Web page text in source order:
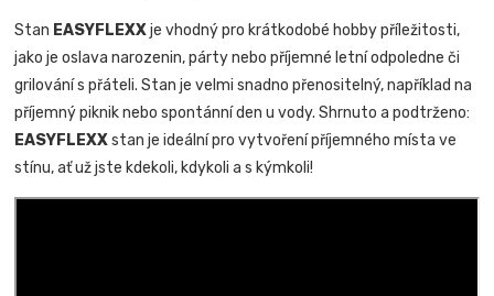
Stan EASYFLEXXje vhodný pro krátkodobé hobby příležitosti,
jako je oslava narozenin, párty nebo příjemné letní odpoledne či
grilování s přáteli. Stan je velmi snadno přenositelný, například na
příjemný piknik nebo spontánní den u vody. Shrnuto a podtrženo:
EASYFLEXXstan je ideální pro vytvoření příjemného místa ve
stínu, ať už jste kdekoli, kdykoli a s kýmkoli!